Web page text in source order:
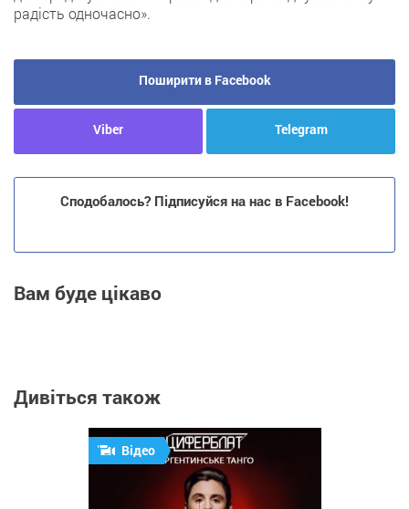
радість одночасно».
Поширити в Facebook
Viber Telegram
Сподобалось? Підписуйся на нас в Facebook!
Вам буде цікаво
Дивіться також
Відео